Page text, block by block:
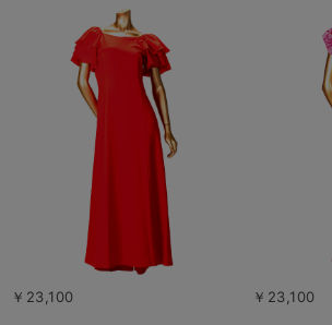
￥23,100 ￥23,100